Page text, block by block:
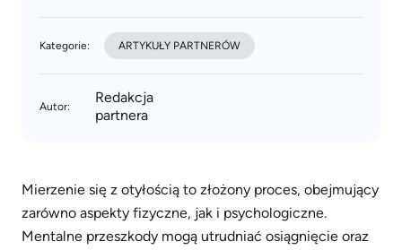
Autor:
Redakcja
partnera
Kategorie: ARTYKUŁY PARTNERÓW
Mierzenie się z otyłością to złożony proces, obejmujący
zarówno aspekty fizyczne, jak i psychologiczne.
Mentalne przeszkody mogą utrudniać osiągnięcie oraz